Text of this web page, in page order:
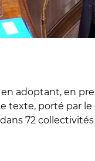
adoptant, en
texte, porté par
72